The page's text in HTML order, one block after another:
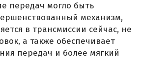
передач могло быть
механизм,
в трансмиссии сейчас, не
а также обеспечивает
передач и более мягкий